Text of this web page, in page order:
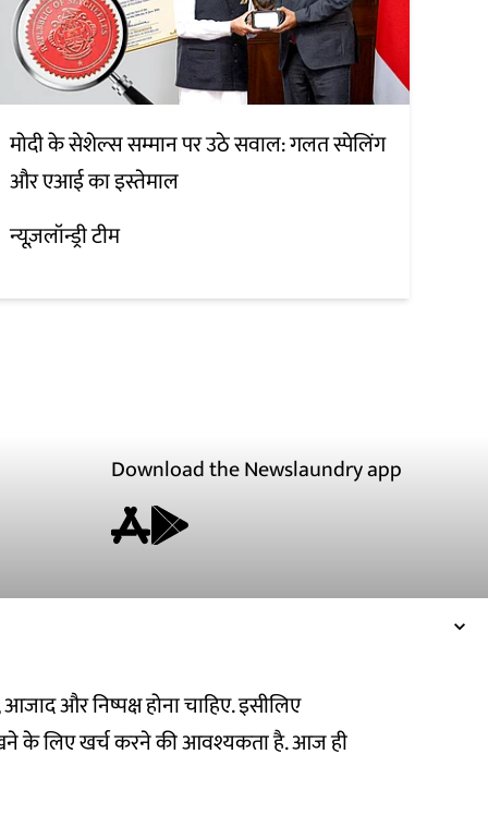
आजाद और निष्पक्ष होना चाहिए. इसीलिए
के लिए खर्च करने की आवश्यकता है. आज ही
मोदी के सेशेल्स सम्मान पर उठे सवाल: गलत स्पेलिंग
और एआई का इस्तेमाल
न्यूज़लॉन्ड्री टीम
Download the Newslaundry app